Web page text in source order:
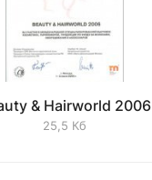
& Hairworld 2006
25,5 Кб